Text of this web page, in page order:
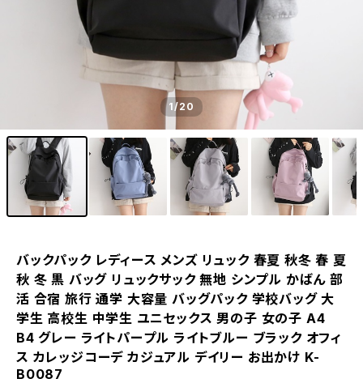
1/20
バックパック レディース メンズ リュック 春夏 秋冬 春 夏
秋 冬 黒 バッグ リュックサック 無地 シンプル かばん 部
活 合宿 旅行 通学 大容量 バッグパック 学校バッグ 大
学生 高校生 中学生 ユニセックス 男の子 女の子 A4
B4 グレー ライトパープル ライトブルー ブラック オフィ
ス カレッジコーデ カジュアル デイリー お出かけ K-
B0087